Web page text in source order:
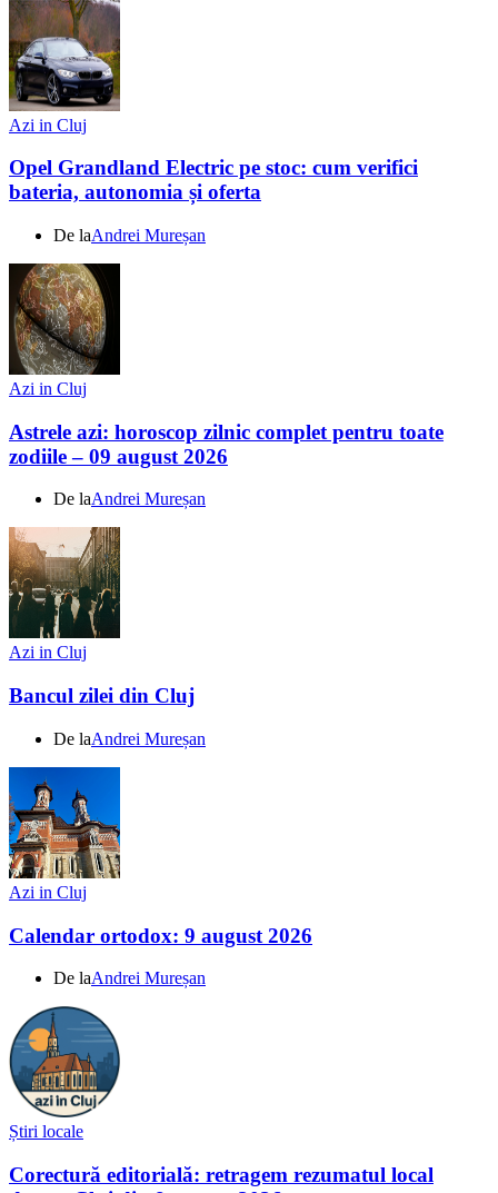
Azi in Cluj
Opel Grandland Electric pe stoc: cum verifici
bateria, autonomia și oferta
De laAndrei Mureșan
Azi in Cluj
Astrele azi: horoscop zilnic complet pentru toate
zodiile – 09 august 2026
De laAndrei Mureșan
Azi in Cluj
Bancul zilei din Cluj
De laAndrei Mureșan
Azi in Cluj
Calendar ortodox: 9 august 2026
De laAndrei Mureșan
Știri locale
Corectură editorială: retragem rezumatul local